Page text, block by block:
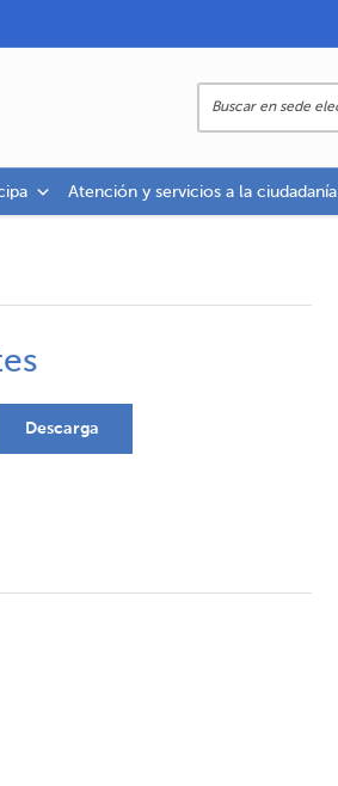
Atención y servicios a la ciudadanía
Descarga